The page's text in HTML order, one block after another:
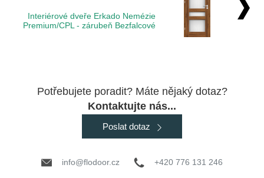
Interiérové dveře Erkado Nemézie
Premium/CPL - zárubeň Bezfalcové
Potřebujete poradit? Máte nějaký dotaz?
Kontaktujte nás...
Poslat dotaz
info@flodoor.cz +420 776 131 246